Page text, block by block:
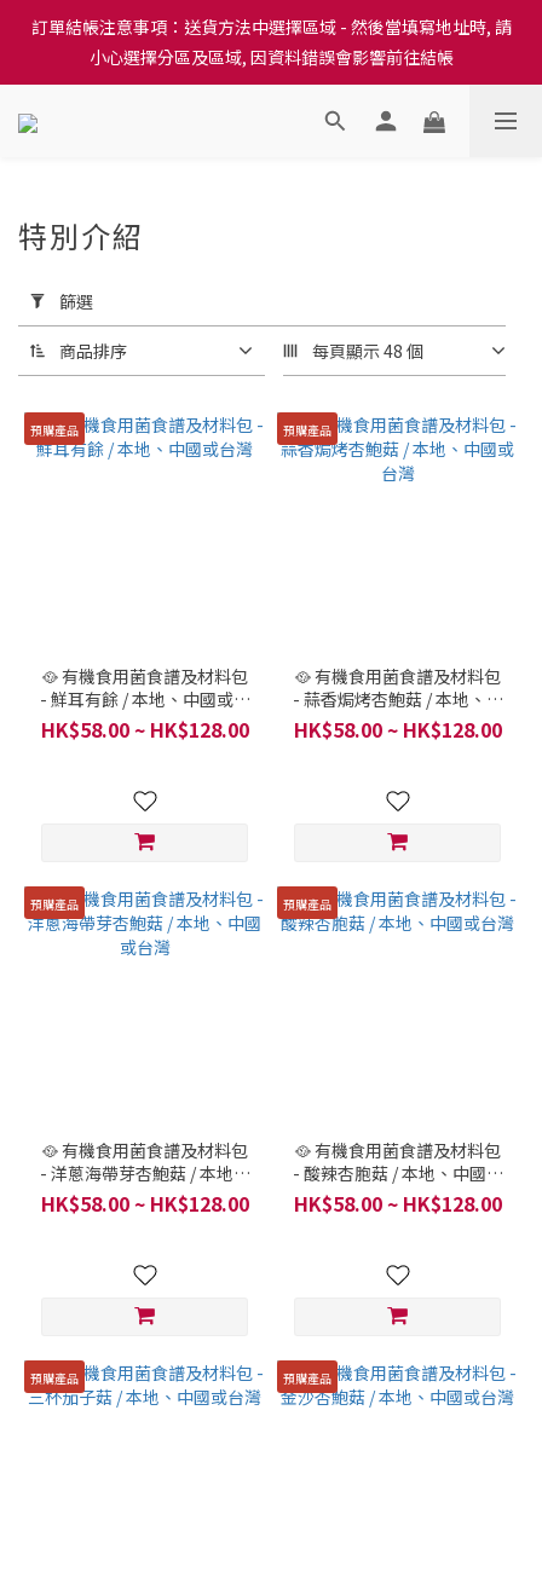
訂單結帳注意事項：送貨方法中選擇區域 - 然後當填寫地址時, 請
小心選擇分區及區域, 因資料錯誤會影響前往結帳
訂單結帳注意事項：送貨方法中選擇區域 - 然後當填寫地址時, 請
小心選擇分區及區域, 因資料錯誤會影響前往結帳
隆重推出本地培育田香雞、金棠雞、粵皇鷄及平原雞等，想食靚雞
小心選擇分區及區域, 因資料錯誤會影響前往結帳
用
篩
選
價格
(HK$)
特別介紹
篩選
商品排序 每頁顯示 48 個
預購產品
🥘 有機食用菌食譜及材料包
- 鮮耳有餘 / 本地、中國或台
灣
HK$58.00 ~ HK$128.00
預購產品
🥘 有機食用菌食譜及材料包
- 蒜香焗烤杏鮑菇 / 本地、中
國或台灣
HK$58.00 ~ HK$128.00
預購產品
🥘 有機食用菌食譜及材料包
- 洋蔥海帶芽杏鮑菇 / 本地、
中國或台灣
HK$58.00 ~ HK$128.00
預購產品
🥘 有機食用菌食譜及材料包
- 酸辣杏胞菇 / 本地、中國或
台灣
HK$58.00 ~ HK$128.00
預購產品 預購產品